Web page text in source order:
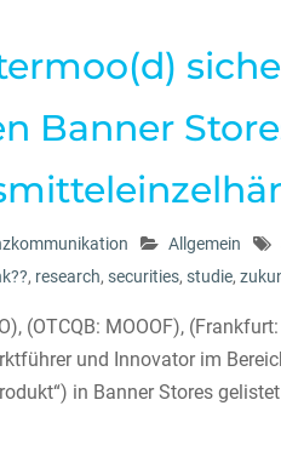
Banner
Allgemein
, research, securities, studie,
(OTCQB: MOOOF),
und Innovator im
in Banner Stores